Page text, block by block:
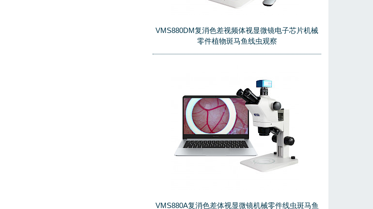
VMS880DM复消色差视频体视显微镜电子芯片机械
零件植物斑马鱼线虫观察
VMS880A复消色差体视显微镜机械零件线虫斑马鱼